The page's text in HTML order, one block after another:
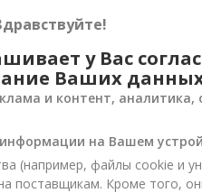
Букет "Веяна"
2 856 грн
у Вас
Ваших
и контент, аналитика,
на Вашем
(например, файлы cookie и
поставщикам. Кроме того,